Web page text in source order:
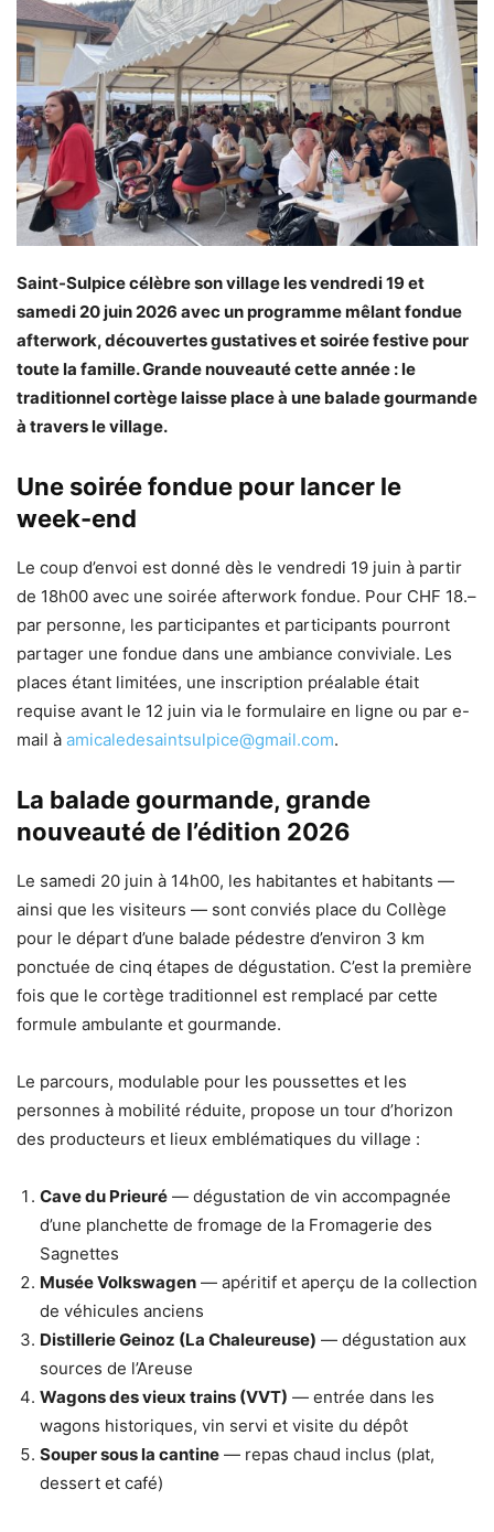
Saint-Sulpice célèbre son village les vendredi 19 et
samedi 20 juin 2026 avec un programme mêlant fondue
afterwork, découvertes gustatives et soirée festive pour
toute la famille. Grande nouveauté cette année : le
traditionnel cortège laisse place à une balade gourmande
à travers le village.
Une soirée fondue pour lancer le
week-end
Le coup d’envoi est donné dès le vendredi 19 juin à partir
de 18h00 avec une soirée afterwork fondue. Pour CHF 18.–
par personne, les participantes et participants pourront
partager une fondue dans une ambiance conviviale. Les
places étant limitées, une inscription préalable était
requise avant le 12 juin via le formulaire en ligne ou par e-
mail à amicaledesaintsulpice@gmail.com.
La balade gourmande, grande
nouveauté de l’édition 2026
Le samedi 20 juin à 14h00, les habitantes et habitants —
ainsi que les visiteurs — sont conviés place du Collège
pour le départ d’une balade pédestre d’environ 3 km
ponctuée de cinq étapes de dégustation. C’est la première
fois que le cortège traditionnel est remplacé par cette
formule ambulante et gourmande.
Le parcours, modulable pour les poussettes et les
personnes à mobilité réduite, propose un tour d’horizon
des producteurs et lieux emblématiques du village :
Cave du Prieuré — dégustation de vin accompagnée
d’une planchette de fromage de la Fromagerie des
Sagnettes
Musée Volkswagen — apéritif et aperçu de la collection
de véhicules anciens
Distillerie Geinoz (La Chaleureuse) — dégustation aux
sources de l’Areuse
Wagons des vieux trains (VVT) — entrée dans les
wagons historiques, vin servi et visite du dépôt
Souper sous la cantine — repas chaud inclus (plat,
dessert et café)